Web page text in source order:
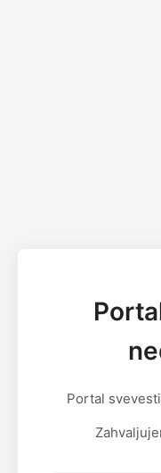
Portal